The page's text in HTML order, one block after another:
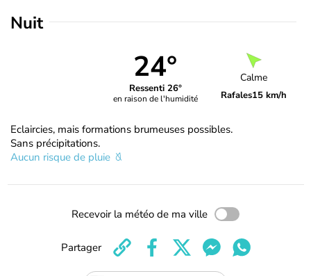
Nuit
24°
Ressenti 26°
en raison de l'humidité
Calme
Rafales15 km/h
Eclaircies, mais formations brumeuses possibles.
Sans précipitations.
Aucun risque de pluie
Recevoir la météo de ma ville
Partager